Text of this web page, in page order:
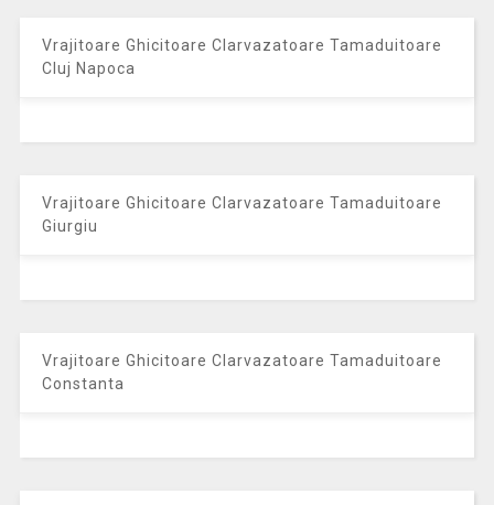
Vrajitoare Ghicitoare Clarvazatoare Tamaduitoare
Cluj Napoca
Vrajitoare Ghicitoare Clarvazatoare Tamaduitoare
Giurgiu
Vrajitoare Ghicitoare Clarvazatoare Tamaduitoare
Constanta